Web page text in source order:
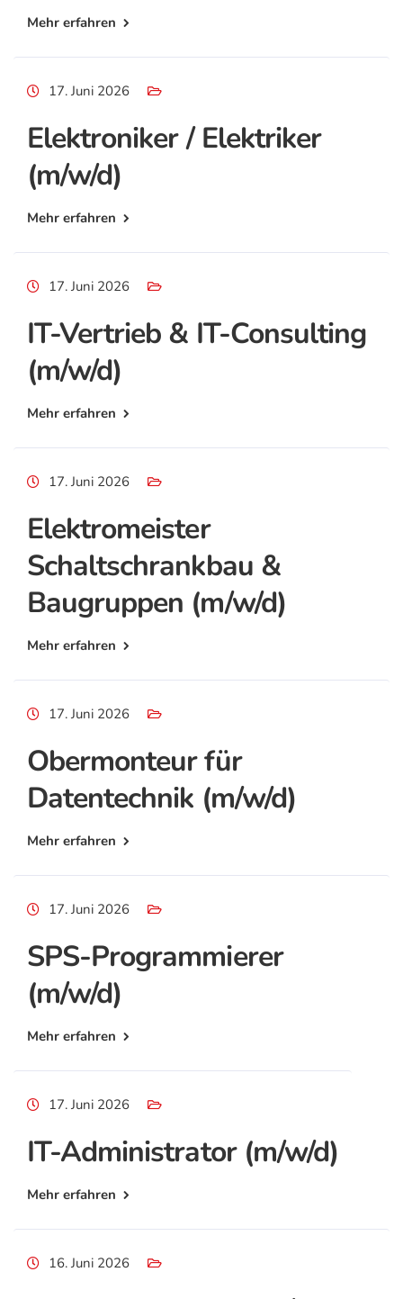
Mehr erfahren
17. Juni 2026
Elektroniker / Elektriker
(m/w/d)
Mehr erfahren
17. Juni 2026
IT-Vertrieb & IT-Consulting
(m/w/d)
Mehr erfahren
17. Juni 2026
Elektromeister
Schaltschrankbau &
Baugruppen (m/w/d)
Mehr erfahren
17. Juni 2026
Obermonteur für
Datentechnik (m/w/d)
Mehr erfahren
17. Juni 2026
SPS-Programmierer
(m/w/d)
Mehr erfahren
17. Juni 2026
IT-Administrator (m/w/d)
Mehr erfahren
16. Juni 2026